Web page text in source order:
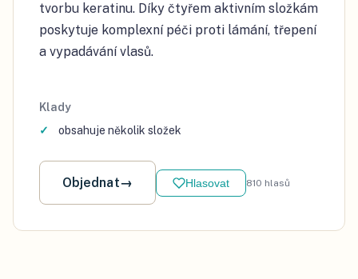
tvorbu keratinu. Díky čtyřem aktivním složkám
poskytuje komplexní péči proti lámání, třepení
a vypadávání vlasů.
Klady
obsahuje několik složek
Objednat→ Hlasovat 810 hlasů